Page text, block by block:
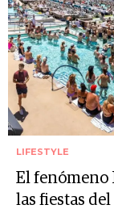
LIFESTYLE
El fenómeno
las fiestas